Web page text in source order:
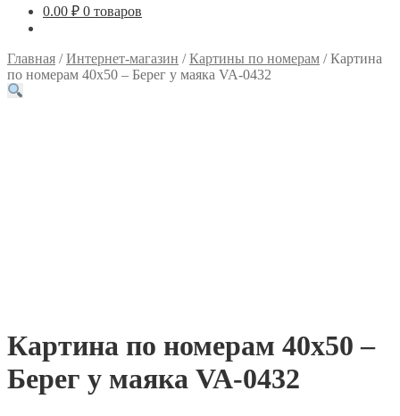
0.00 ₽ 0 товаров
Главная /Интернет-магазин /Картины по номерам /Картина
по номерам 40х50 – Берег у маяка VA-0432
Картина по номерам 40х50 –
Берег у маяка VA-0432